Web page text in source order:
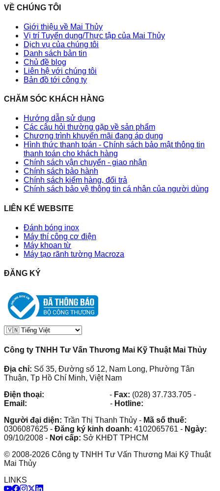
VỀ CHÚNG TÔI
Giới thiệu về Mai Thủy
Vị trí Tuyển dụng/Thực tập của Mai Thủy
Dịch vụ của chúng tôi
Danh sách bản tin
Chủ đề blog
Liên hệ với chúng tôi
Bản đồ tới công ty
CHĂM SÓC KHÁCH HÀNG
Hướng dẫn sử dụng
Các câu hỏi thường gặp về sản phẩm
Chương trình khuyến mãi đang áp dụng
Hình thức thanh toán - Chính sách bảo mật thông tin
thanh toán cho khách hàng
Chính sách vận chuyển - giao nhận
Chính sách bảo hành
Chính sách kiểm hàng, đổi trả
Chính sách bảo vệ thông tin cá nhân của người dùng
LIÊN KẾ WEBSITE
Đánh bóng inox
Máy thí công cơ điện
Máy khoan từ
Máy tạo rãnh tường Macroza
ĐĂNG KÝ
Công ty TNHH Tư Vấn Thương Mai Kỹ Thuật Mai Thủy
Địa chỉ: Số 35, Đường số 12, Nam Long, Phường Tân
Thuận, Tp Hồ Chí Minh, Việt Nam
Điện thoại:
- Fax: (028) 37.733.705 -
Email:
- Hotline:
Người đại diện: Trần Thị Thanh Thủy - Mã số thuế:
0306087625 - Đăng ký kinh doanh: 4102065761 - Ngày:
09/10/2008 - Nơi cấp: Sở KHĐT TPHCM
© 2008-2026 Công ty TNHH Tư Vấn Thương Mai Kỹ Thuật
Mai Thủy
LINKS